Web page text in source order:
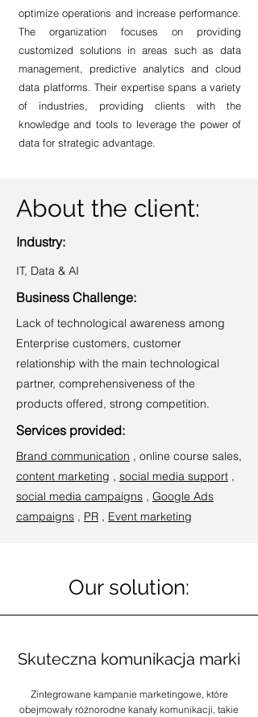
optimize operations and increase performance.
The organization focuses on providing
customized solutions in areas such as data
management, predictive analytics and cloud
data platforms. Their expertise spans a variety
of industries, providing clients with the
knowledge and tools to leverage the power of
data for strategic advantage.
About the client:
Industry:
IT, Data & AI
Business Challenge:
Lack of technological awareness among
Enterprise customers, customer
relationship with the main technological
partner, comprehensiveness of the
products offered, strong competition.
Services provided:
Brand communication , online course sales,
content marketing , social media support ,
social media campaigns , Google Ads
campaigns , PR , Event marketing
Our solution:
Skuteczna komunikacja marki
Zintegrowane kampanie marketingowe, które
obejmowały różnorodne kanały komunikacji, takie